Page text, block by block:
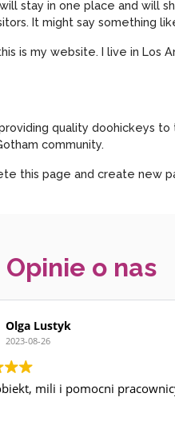
stay in one place and will
It might say something
is my website. I live in Los
quality doohickeys
community.
this page and create new
Opinie o nas
Olga Lustyk
2023-08-26
mili i pomocni